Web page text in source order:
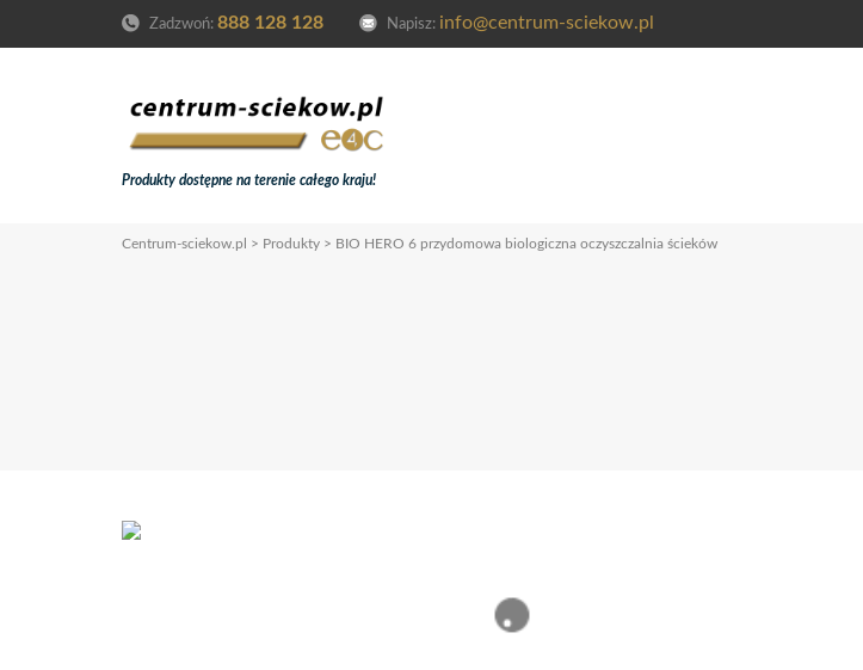
Zadzwoń: 888 128 128 Napisz: info@centrum-sciekow.pl
Produkty dostępne na terenie całego kraju!
Centrum-sciekow.pl > Produkty > BIO HERO 6 przydomowa biologiczna oczyszczalnia ścieków